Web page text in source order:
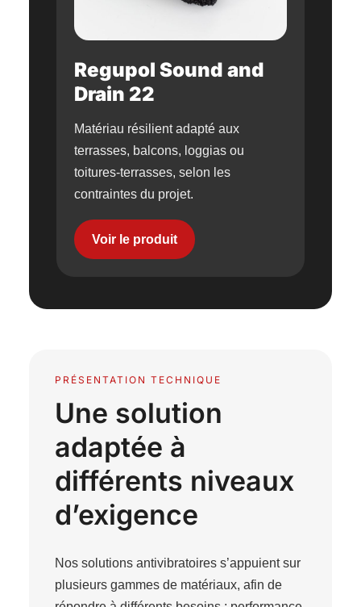
Regupol Sound and
Drain 22
Matériau résilient adapté aux
terrasses, balcons, loggias ou
toitures-terrasses, selon les
contraintes du projet.
Voir le produit
PRÉSENTATION TECHNIQUE
Une solution
adaptée à
différents niveaux
d’exigence
Nos solutions antivibratoires s’appuient sur
plusieurs gammes de matériaux, afin de